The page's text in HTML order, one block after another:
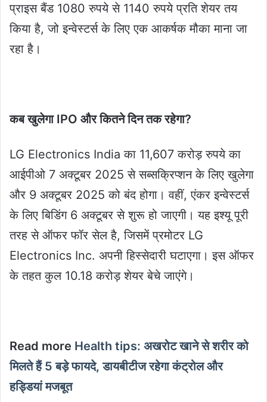
प्राइस बैंड 1080 रुपये से 1140 रुपये प्रति शेयर तय
किया है, जो इन्वेस्टर्स के लिए एक आकर्षक मौका माना जा
रहा है।
कब खुलेगा IPO और कितने दिन तक रहेगा?
LG Electronics India का 11,607 करोड़ रुपये का
आईपीओ 7 अक्टूबर 2025 से सब्सक्रिप्शन के लिए खुलेगा
और 9 अक्टूबर 2025 को बंद होगा। वहीं, एंकर इन्वेस्टर्स
के लिए बिडिंग 6 अक्टूबर से शुरू हो जाएगी। यह इश्यू पूरी
तरह से ऑफर फॉर सेल है, जिसमें प्रमोटर LG
Electronics Inc. अपनी हिस्सेदारी घटाएगा। इस ऑफर
के तहत कुल 10.18 करोड़ शेयर बेचे जाएंगे।
Read more Health tips: अखरोट खाने से शरीर को
मिलते हैं 5 बड़े फायदे, डायबीटीज रहेगा कंट्रोल और
हड्डियां मजबूत